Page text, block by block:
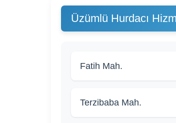
Üzümlü Hurdacı
Fatih Mah.
Terzibaba Mah.